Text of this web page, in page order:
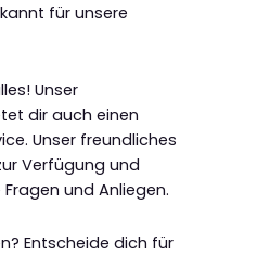
für unsere
Unser
dir auch einen
Unser freundliches
Verfügung und
und Anliegen.
Entscheide dich für